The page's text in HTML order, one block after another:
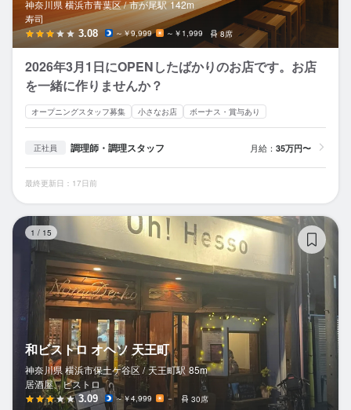
神奈川県 横浜市青葉区 / 市が尾駅 142m
寿司
3.08 ～￥9,999 ～￥1,999 8席
2026年3月1日にOPENしたばかりのお店です。お店
を一緒に作りませんか？
オープニングスタッフ募集 小さなお店 ボーナス・賞与あり
正社員 調理師・調理スタッフ 月給： 35万円〜
最終更新日：17日前
1 / 15
和ビストロ オヘソ 天王町
神奈川県 横浜市保土ケ谷区 / 天王町駅 85m
居酒屋、ビストロ
3.09 ～￥4,999 － 30席